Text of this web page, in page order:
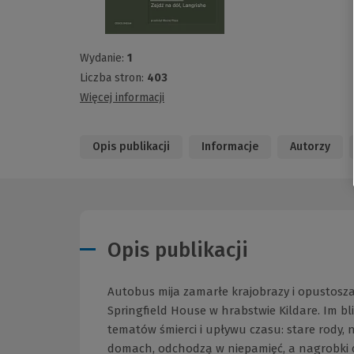
Wydanie: 1
Liczba stron: 403
Więcej informacji
Opis publikacji Informacje Autorzy
Opis publikacji
Autobus mija zamarłe krajobrazy i
Springfield House w hrabstwie Kildare. Im
tematów śmierci i upływu czasu: stare
domach, odchodzą w niepamięć, a nagrobki